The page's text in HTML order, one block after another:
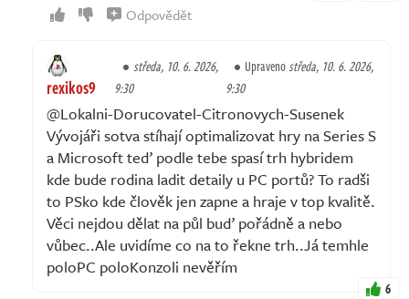
Odpovědět
rexikos9
středa, 10. 6. 2026,
9:30
Upravenostředa, 10. 6. 2026,
9:30
@Lokalni-Dorucovatel-Citronovych-Susenek
Vývojáři sotva stíhají optimalizovat hry na Series S
a Microsoft teď podle tebe spasí trh hybridem
kde bude rodina ladit detaily u PC portů? To radši
to PSko kde člověk jen zapne a hraje v top kvalitě.
Věci nejdou dělat na půl buď pořádně a nebo
vůbec..Ale uvidíme co na to řekne trh..Já temhle
poloPC poloKonzoli nevěřím
6